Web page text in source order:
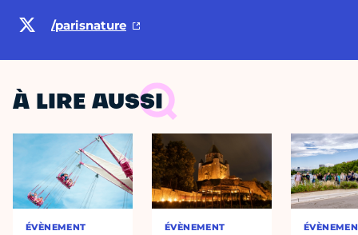
/parisnature
À LIRE AUSSI
ÉVÈNEMENT ÉVÈNEMENT